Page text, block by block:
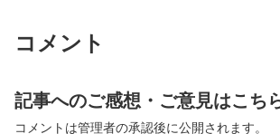
コメント
記事へのご感想・ご意見はこち
コメントは管理者の承認後に公開されます。